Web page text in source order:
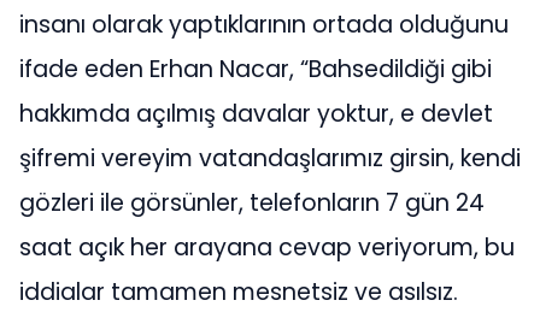
insanı olarak yaptıklarının ortada olduğunu
ifade eden Erhan Nacar, “Bahsedildiği gibi
hakkımda açılmış davalar yoktur, e devlet
şifremi vereyim vatandaşlarımız girsin, kendi
gözleri ile görsünler, telefonların 7 gün 24
saat açık her arayana cevap veriyorum, bu
iddialar tamamen mesnetsiz ve asılsız.